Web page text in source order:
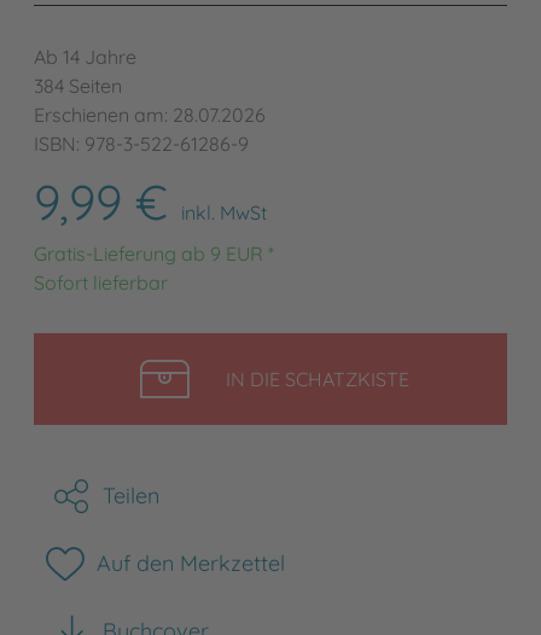
Ab 14 Jahre
384 Seiten
Erschienen am: 28.07.2026
ISBN: 978-3-522-61286-9
9,99 €
inkl. MwSt
Gratis-Lieferung ab 9 EUR *
Sofort lieferbar
IN DIE SCHATZKISTELEGEN
Teilen
Auf den Merkzettel